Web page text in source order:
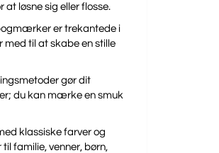
løsne sig eller flosse.
er trekantede i
med til at skabe en stille
gør dit
du kan mærke en smuk
klassiske farver og
familie, venner, børn,